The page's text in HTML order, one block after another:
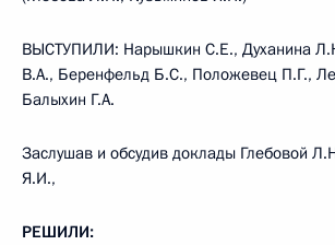
ВЫСТУПИЛИ: Нарышкин С.Е., Духанина
В.А., Беренфельд Б.С., Положевец П.Г.,
Балыхин Г.А.
Заслушав и обсудив доклады Глебовой
Я.И.,
РЕШИЛИ: